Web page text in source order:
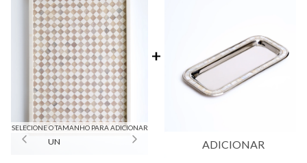
SELECIONE O TAMANHO PARA ADICIONAR
UN ADICIONAR